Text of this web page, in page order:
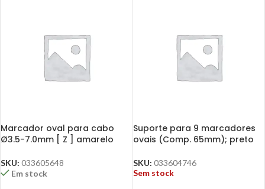
Marcador oval para cabo
Ø3.5-7.0mm [ Z ] amarelo
SKU: 033605648
Em stock
Suporte para 9 marcadores
ovais (Comp. 65mm); preto
SKU: 033604746
Sem stock